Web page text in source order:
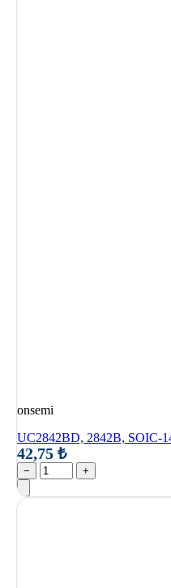
onsemi
UC2842BD, 2842B, SOIC-
42,75 ₺
− +